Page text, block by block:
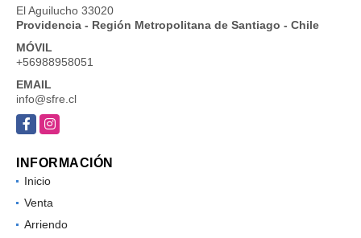
El Aguilucho 33020
Providencia - Región Metropolitana de Santiago - Chile
MÓVIL
+56988958051
EMAIL
info@sfre.cl
FacebookInstagram
INFORMACIÓN
Inicio
Venta
Arriendo